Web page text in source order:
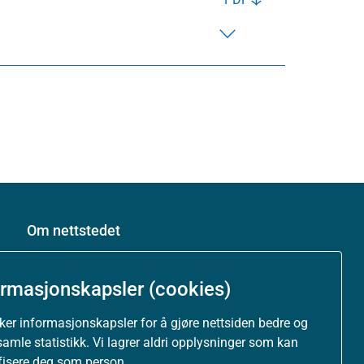
(cookies)
informasjonskapsler for å gjøre nettsiden bedre og
statistikk. Vi lagrer aldri opplysninger som kan
Om nettstedet
Besøksstatistikk og informasjonskapsler